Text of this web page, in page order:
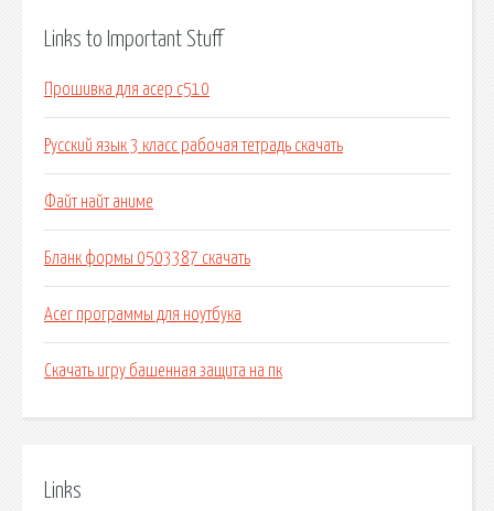
Links to Important Stuff
Прошивка для асер с510
Русский язык 3 класс рабочая тетрадь скачать
Файт найт аниме
Бланк формы 0503387 скачать
Acer программы для ноутбука
Скачать игру башенная защита на пк
Links